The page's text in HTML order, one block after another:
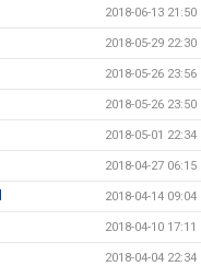
2018-06-13 21:50
2018-05-29 22:30
2018-05-26 23:56
2018-05-26 23:50
2018-05-01 22:34
2018-04-27 06:15
2018-04-14 09:04
2018-04-10 17:11
2018-04-04 22:34